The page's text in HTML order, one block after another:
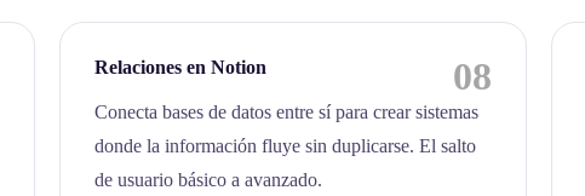
Relaciones en Notion 08
Conecta bases de datos entre sí para crear sistemas
donde la información fluye sin duplicarse. El salto
de usuario básico a avanzado.